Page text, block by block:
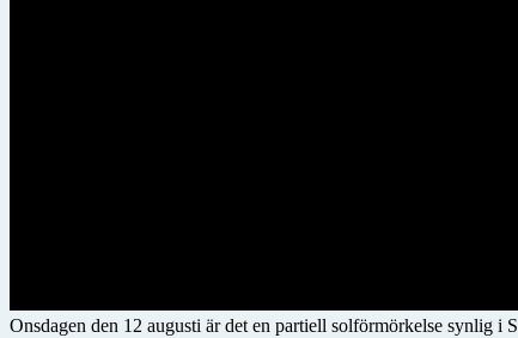
Onsdagen den 12 augusti är det en partiell solförmörkelse synlig i